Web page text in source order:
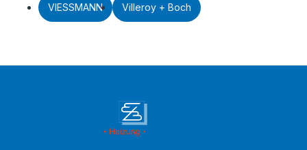
VIESSMANN Villeroy + Boch